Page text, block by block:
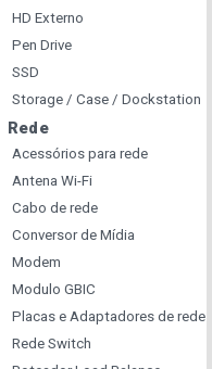
HD Externo
Pen Drive
SSD
Storage / Case / Dockstation
Rede
Acessórios para rede
Antena Wi-Fi
Cabo de rede
Conversor de Mídia
Modem
Modulo GBIC
Placas e Adaptadores de rede
Rede Switch